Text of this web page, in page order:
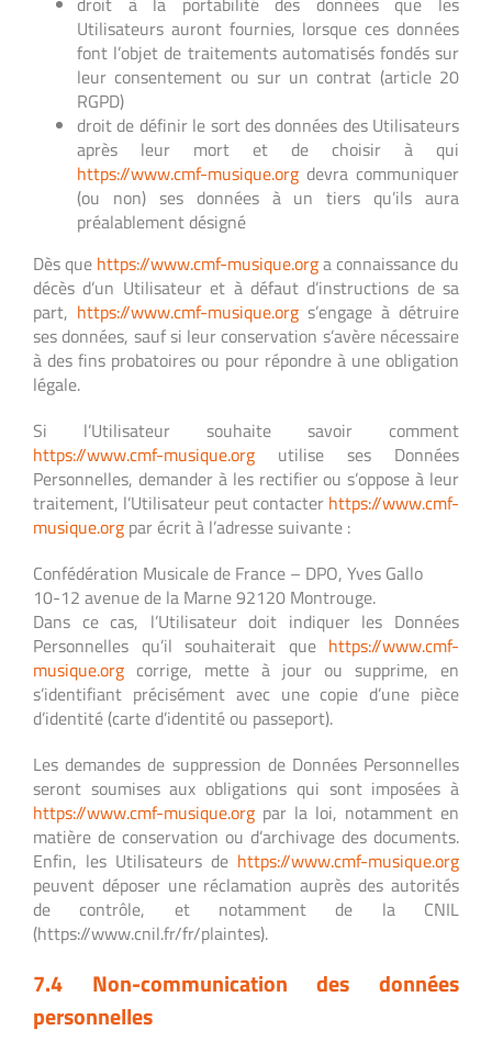
Utilisateurs auront fournies, lorsque ces données
font l’objet de traitements automatisés fondés sur
leur consentement ou sur un contrat (article 20
RGPD)
droit de définir le sort des données des Utilisateurs
après leur mort et de choisir à qui
https://www.cmf-musique.org devra communiquer
(ou non) ses données à un tiers qu’ils aura
préalablement désigné
Dès que https://www.cmf-musique.orga connaissance du
décès d’un Utilisateur et à défaut d’instructions de sa
part, https://www.cmf-musique.org s’engage à détruire
ses données, sauf si leur conservation s’avère nécessaire
à des fins probatoires ou pour répondre à une obligation
légale.
Si l’Utilisateur souhaite savoir comment
https://www.cmf-musique.org utilise ses Données
Personnelles, demander à les rectifier ou s’oppose à leur
traitement, l’Utilisateur peut contacter https://www.cmf-
musique.org par écrit à l’adresse suivante :
Confédération Musicale de France – DPO, Yves Gallo
10-12 avenue de la Marne 92120 Montrouge.
Dans ce cas, l’Utilisateur doit indiquer les Données
Personnelles qu’il souhaiterait que https://www.cmf-
musique.org corrige, mette à jour ou supprime, en
s’identifiant précisément avec une copie d’une pièce
d’identité (carte d’identité ou passeport).
Les demandes de suppression de Données Personnelles
seront soumises aux obligations qui sont imposées à
https://www.cmf-musique.org par la loi, notamment en
matière de conservation ou d’archivage des documents.
Enfin, les Utilisateurs de https://www.cmf-musique.org
peuvent déposer une réclamation auprès des autorités
de contrôle, et notamment de la CNIL
(https://www.cnil.fr/fr/plaintes).
7.4 Non-communication des données
personnelles